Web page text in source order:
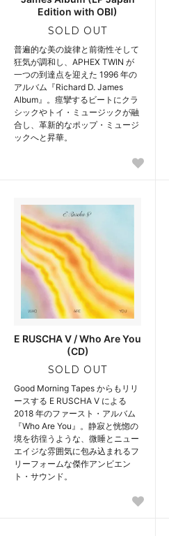
Edition with OBI)
SOLD OUT
普遍的な美の旋律と前衛性そして
狂気が調和し、APHEX TWIN が
一つの到達点を迎えた 1996 年の
アルバム『Richard D. James
Album』。痙攣するビートにクラ
シックやトイ・ミュージックが融
合し、革新的なポップ・ミュージ
ックへと昇華。
E RUSCHA V / Who Are You
(CD)
SOLD OUT
Good Morning Tapes からもリリ
ースする E RUSCHA V による
2018 年のファースト・アルバム
『Who Are You』。静寂と恍惚の
境を彷徨うような、微睡とニュー
エイジな雰囲気に包み込まれるフ
リーフォームな傑作アンビエン
ト・サウンド。